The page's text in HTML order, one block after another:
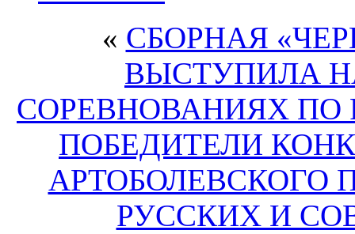
« СБОРНАЯ
ВЫСТУПИЛА
СОРЕВНОВАНИЯХ ПО
ПОБЕДИТЕЛИ
АРТОБОЛЕВСКОГО
РУССКИХ И